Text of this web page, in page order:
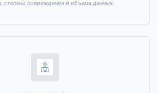
степени повреждения и объема данных.